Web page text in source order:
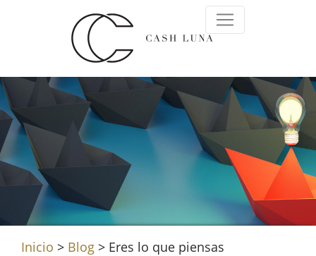
Inicio > Blog > Eres lo que piensas